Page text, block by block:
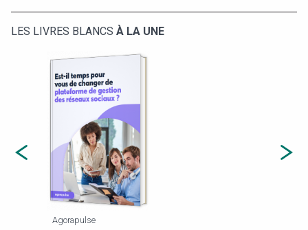
LES LIVRES BLANCS À LA UNE
Agorapulse